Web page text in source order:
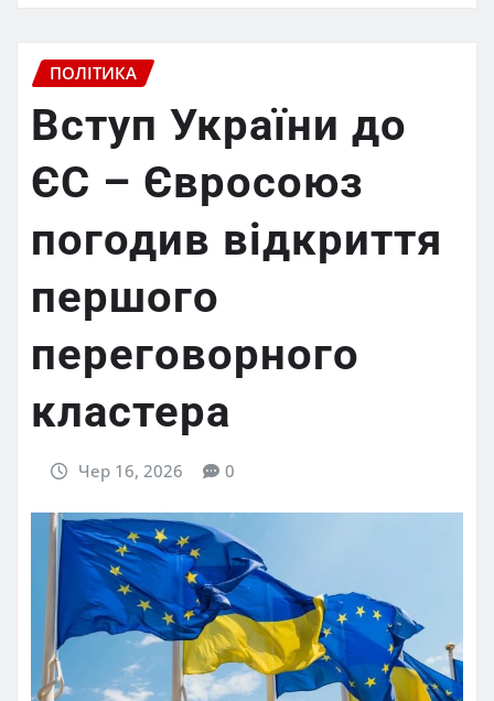
ПОЛІТИКА
Вступ України до
ЄС – Євросоюз
погодив відкриття
першого
переговорного
кластера
Чер 16, 2026 0